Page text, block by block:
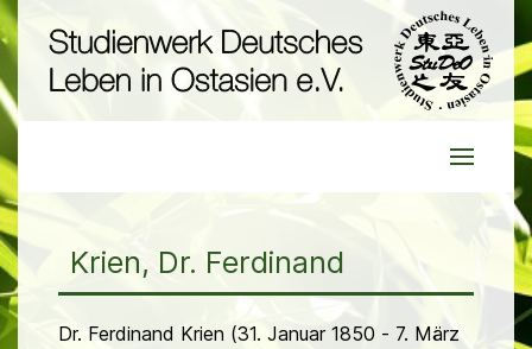
Krien, Dr. Ferdinand
Dr. Ferdinand Krien (31. Januar 1850 - 7. März